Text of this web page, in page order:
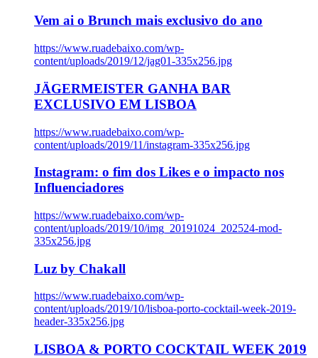
Vem ai o Brunch mais exclusivo do ano
https://www.ruadebaixo.com/wp-
content/uploads/2019/12/jag01-335x256.jpg
JÄGERMEISTER GANHA BAR
EXCLUSIVO EM LISBOA
https://www.ruadebaixo.com/wp-
content/uploads/2019/11/instagram-335x256.jpg
Instagram: o fim dos Likes e o impacto nos
Influenciadores
https://www.ruadebaixo.com/wp-
content/uploads/2019/10/img_20191024_202524-mod-
335x256.jpg
Luz by Chakall
https://www.ruadebaixo.com/wp-
content/uploads/2019/10/lisboa-porto-cocktail-week-2019-
header-335x256.jpg
LISBOA & PORTO COCKTAIL WEEK 2019